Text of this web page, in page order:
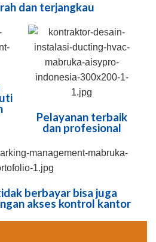
dan terjangkau
Pelayanan terbaik
dan profesional
berbayar bisa juga
akses kontrol kantor